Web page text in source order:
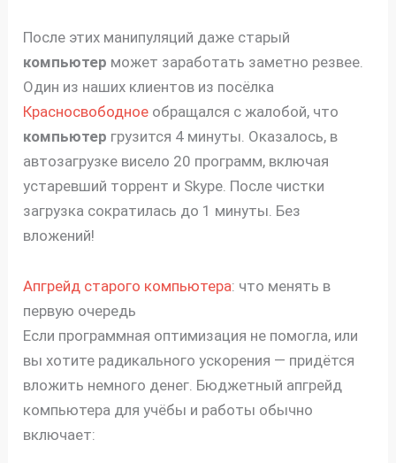
После этих манипуляций даже старый
компьютер может заработать заметно резвее.
Один из наших клиентов из посёлка
Красносвободное обращался с жалобой, что
компьютер грузится 4 минуты. Оказалось, в
автозагрузке висело 20 программ, включая
устаревший торрент и Skype. После чистки
загрузка сократилась до 1 минуты. Без
вложений!
Апгрейд старого компьютера: что менять в
первую очередь
Если программная оптимизация не помогла, или
вы хотите радикального ускорения — придётся
вложить немного денег. Бюджетный апгрейд
компьютера для учёбы и работы обычно
включает: